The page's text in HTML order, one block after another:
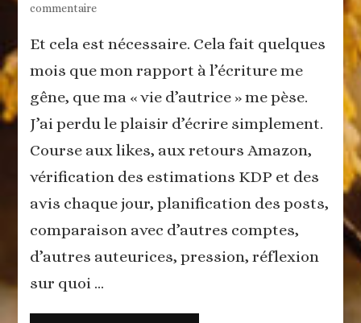
commentairesur
pause
Et cela est nécessaire. Cela fait quelques
mois que mon rapport à l’écriture me
gêne, que ma « vie d’autrice » me pèse.
J’ai perdu le plaisir d’écrire simplement.
Course aux likes, aux retours Amazon,
vérification des estimations KDP et des
avis chaque jour, planification des posts,
comparaison avec d’autres comptes,
d’autres auteurices, pression, réflexion
sur quoi …